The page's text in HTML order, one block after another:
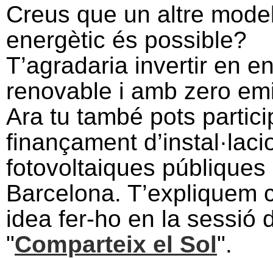
Creus que un altre
energètic és possible?
T’agradaria invertir en
renovable i amb zero
Ara tu també pots
finançament
fotovoltaiques públiques
Barcelona.
idea fer-ho en la sessió
"Comparteix el Sol".